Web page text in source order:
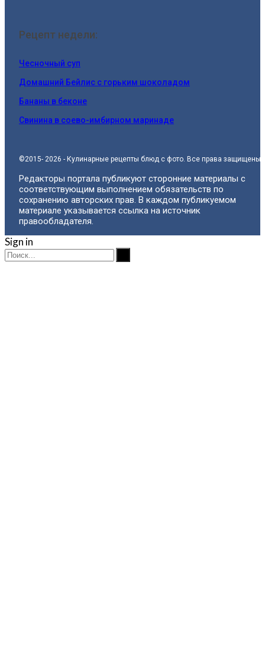
Рецепт недели:
Чесночный суп
Домашний Бейлис с горьким шоколадом
Бананы в беконе
Свинина в соево-имбирном маринаде
©2015- 2026 - Кулинарные рецепты блюд с фото. Все права защищены.
Редакторы портала публикуют сторонние материалы с
соответствующим выполнением обязательств по
сохранению авторских прав. В каждом публикуемом
материале указывается ссылка на источник
правообладателя.
Sign in